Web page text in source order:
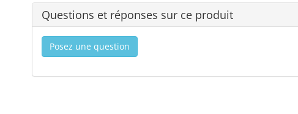
Questions et réponses sur ce produit
Posez une question